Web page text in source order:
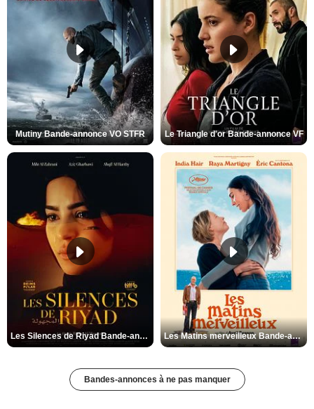
Mutiny Bande-annonce VO STFR Le Triangle d'or Bande-annonce VF
Les Silences de Riyad Bande-annonce VO STFR Les Matins merveilleux Bande-annonce VF
Bandes-annonces à ne pas manquer